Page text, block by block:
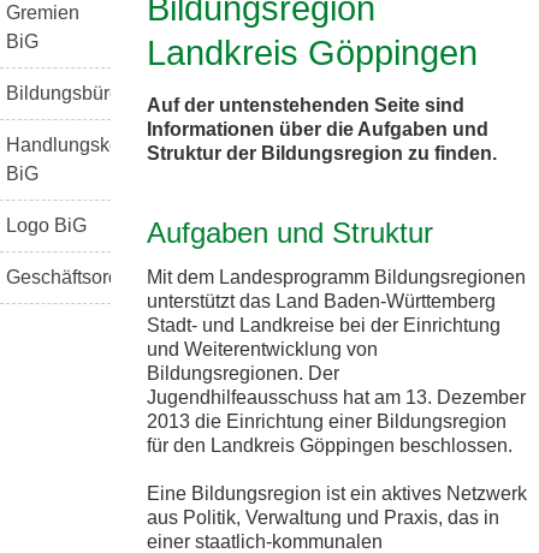
Gremien
BiG
Bildungsbüro
Handlungskonzept
BiG
Logo BiG
Geschäftsordnung
Bildungsregion
Landkreis Göppingen
Auf der untenstehenden Seite sind
Informationen über die Aufgaben und
Struktur der Bildungsregion zu finden.
Aufgaben und Struktur
Mit dem Landesprogramm Bildungsregionen
unterstützt das Land Baden-Württemberg
Stadt- und Landkreise bei der Einrichtung
und Weiterentwicklung von
Bildungsregionen. Der
Jugendhilfeausschuss hat am 13. Dezember
2013 die Einrichtung einer Bildungsregion
für den Landkreis Göppingen beschlossen.
Eine Bildungsregion ist ein aktives Netzwerk
aus Politik, Verwaltung und Praxis, das in
einer staatlich-kommunalen